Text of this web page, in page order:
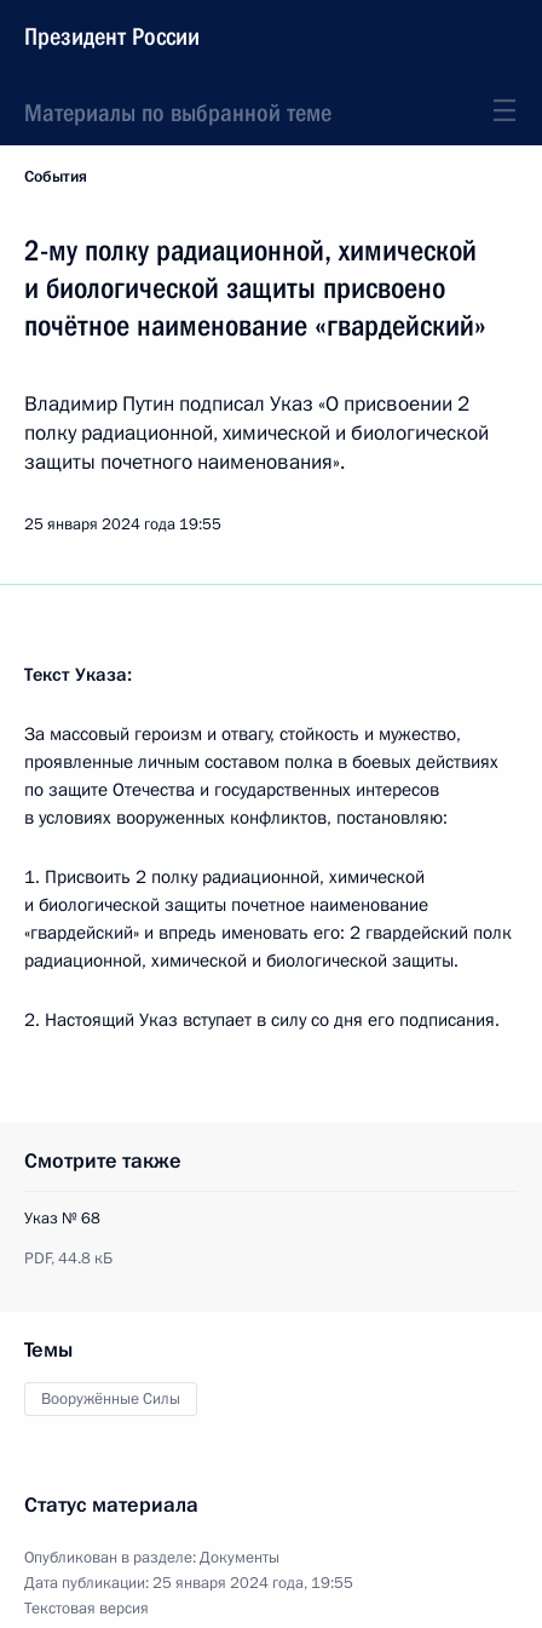
Президент России
Материалы по выбранной теме
События
2-му полку радиационной, химической
и биологической защиты присвоено
почётное наименование «гвардейский»
Владимир Путин подписал Указ «О присвоении 2
полку радиационной, химической и биологической
защиты почетного наименования».
25 января 2024 года 19:55
Текст Указа:
За массовый героизм и отвагу, стойкость и мужество,
проявленные личным составом полка в боевых действиях
по защите Отечества и государственных интересов
в условиях вооруженных конфликтов, постановляю:
1. Присвоить 2 полку радиационной, химической
и биологической защиты почетное наименование
«гвардейский» и впредь именовать его: 2 гвардейский полк
радиационной, химической и биологической защиты.
2. Настоящий Указ вступает в силу со дня его подписания.
Смотрите также
Указ № 68
PDF,44.8 кБ
Темы
Вооружённые Силы
Статус материала
Опубликован в разделе:Документы
Дата публикации:25 января 2024 года, 19:55
Текстовая версия